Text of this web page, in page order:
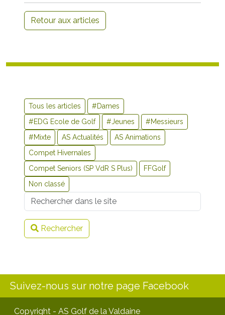
Retour aux articles
Tous les articles
#Dames
#EDG Ecole de Golf
#Jeunes
#Messieurs
#Mixte
AS Actualités
AS Animations
Compet Hivernales
Compet Seniors (SP VdR S Plus)
FFGolf
Non classé
Username
Rechercher
Suivez-nous sur notre page Facebook
Copyright - AS Golf de la Valdaine